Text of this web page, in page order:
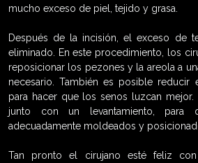
mucho exceso de piel, tejido y grasa.
Después de la incisión, el exceso de
eliminado. En este procedimiento, los
reposicionar los pezones y la areola a
necesario. También es posible reducir
para hacer que los senos luzcan
junto con un levantamiento, para
adecuadamente moldeados y
Tan pronto el cirujano esté feliz